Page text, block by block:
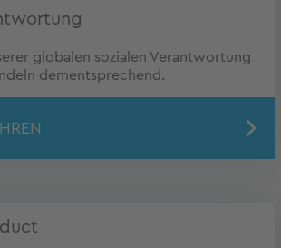
globalen sozialen Verantwortung
dementsprechend.